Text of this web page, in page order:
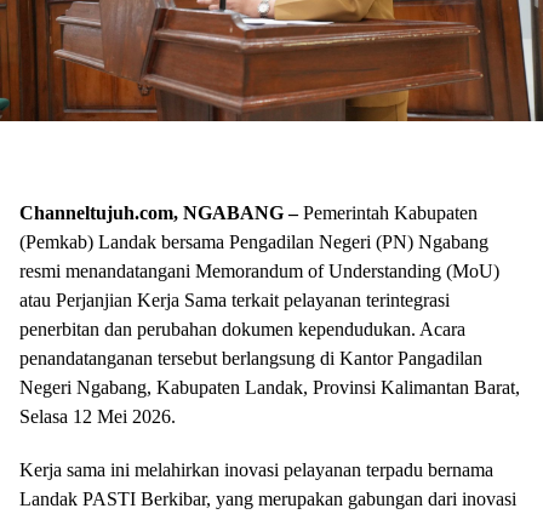
Channeltujuh.com, NGABANG –Pemerintah Kabupaten
(Pemkab) Landak bersama Pengadilan Negeri (PN) Ngabang
resmi menandatangani Memorandum of Understanding (MoU)
atau Perjanjian Kerja Sama terkait pelayanan terintegrasi
penerbitan dan perubahan dokumen kependudukan. Acara
penandatanganan tersebut berlangsung di Kantor Pangadilan
Negeri Ngabang, Kabupaten Landak, Provinsi Kalimantan Barat,
Selasa 12 Mei 2026.
Kerja sama ini melahirkan inovasi pelayanan terpadu bernama
Landak PASTI Berkibar, yang merupakan gabungan dari inovasi